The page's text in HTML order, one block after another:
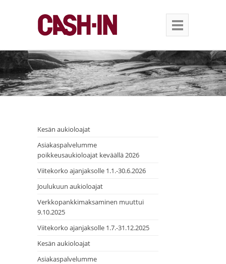
Kesän aukioloajat
Asiakaspalvelumme
poikkeusaukioloajat keväällä 2026
Viitekorko ajanjaksolle 1.1.-30.6.2026
Joulukuun aukioloajat
Verkkopankkimaksaminen muuttui
9.10.2025
Viitekorko ajanjaksolle 1.7.-31.12.2025
Kesän aukioloajat
Asiakaspalvelumme